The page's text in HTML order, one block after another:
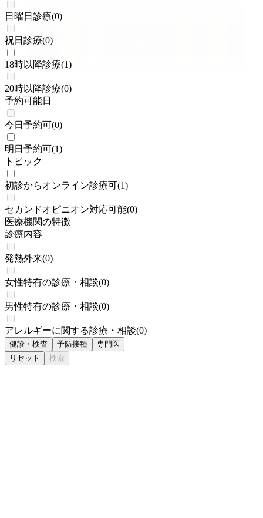
日曜日診療(0)
祝日診療(0)
18時以降診療(1)
20時以降診療(0)
予約可能日
今日予約可(0)
明日予約可(1)
トピック
初診からオンライン診療可(1)
セカンドオピニオン対応可能(0)
医療機関の特徴
診療内容
発熱外来(0)
女性特有の診療・相談(0)
男性特有の診療・相談(0)
アレルギーに関する診療・相談(0)
健診・検査 予防接種
専門医
リセット
検索